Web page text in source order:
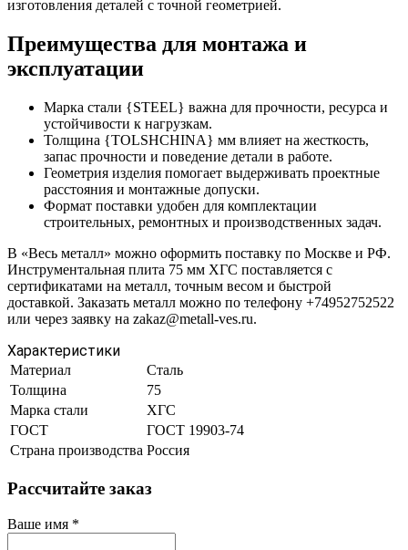
изготовления деталей с точной геометрией.
Преимущества для монтажа и
эксплуатации
Марка стали {STEEL} важна для прочности, ресурса и
устойчивости к нагрузкам.
Толщина {TOLSHCHINA} мм влияет на жесткость,
запас прочности и поведение детали в работе.
Геометрия изделия помогает выдерживать проектные
расстояния и монтажные допуски.
Формат поставки удобен для комплектации
строительных, ремонтных и производственных задач.
В «Весь металл» можно оформить поставку по Москве и РФ.
Инструментальная плита 75 мм ХГС поставляется с
сертификатами на металл, точным весом и быстрой
доставкой. Заказать металл можно по телефону +74952752522
или через заявку на zakaz@metall-ves.ru.
Характеристики
Материал
Сталь
Толщина
75
Марка стали
ХГС
ГОСТ
ГОСТ 19903-74
Страна производства Россия
Рассчитайте заказ
Ваше имя *